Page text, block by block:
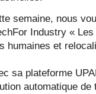
semaine, nous
Industry «
humaines et
sa plateforme
automatique